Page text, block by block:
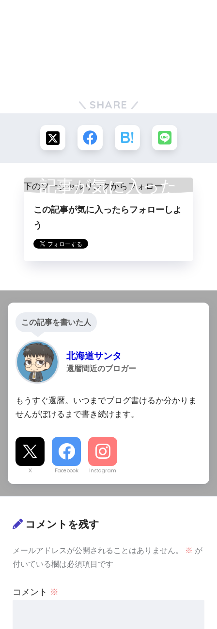
SHARE
記事が気に入った
らフォロー
この記事が気に入ったらフォローしよ
う
この記事を書いた人
北海道サンタ
還暦間近のブロガー
もうすぐ還暦。いつまでブログ書けるか分かりま
せんがぼけるまで書き続けます。
X Facebook Instagram
コメントを残す
メールアドレスが公開されることはありません。 ※ が
付いている欄は必須項目です
コメント ※